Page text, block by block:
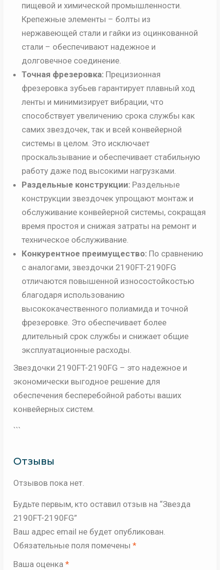
пищевой и химической промышленности.
Крепежные элементы – болты из
нержавеющей стали и гайки из оцинкованной
стали – обеспечивают надежное и
долговечное соединение.
Точная фрезеровка:Прецизионная
фрезеровка зубьев гарантирует плавный ход
ленты и минимизирует вибрации, что
способствует увеличению срока службы как
самих звездочек, так и всей конвейерной
системы в целом. Это исключает
проскальзывание и обеспечивает стабильную
работу даже под высокими нагрузками.
Раздельные конструкции:Раздельные
конструкции звездочек упрощают монтаж и
обслуживание конвейерной системы, сокращая
время простоя и снижая затраты на ремонт и
техническое обслуживание.
Конкурентное преимущество:По сравнению
с аналогами, звездочки 2190FT-2190FG
отличаются повышенной износостойкостью
благодаря использованию
высококачественного полиамида и точной
фрезеровке. Это обеспечивает более
длительный срок службы и снижает общие
эксплуатационные расходы.
Звездочки 2190FT-2190FG – это надежное и
экономически выгодное решение для
обеспечения бесперебойной работы ваших
конвейерных систем.
```
Отзывы
Отзывов пока нет.
Будьте первым, кто оставил отзыв на “Звезда
2190FT-2190FG”
Ваш адрес email не будет опубликован.
Обязательные поля помечены *
Ваша оценка *